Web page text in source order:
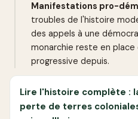
Manifestations pro-
troubles de l'histoire
des appels à une
monarchie reste en
progressive depuis.
Lire l'histoire complète :
perte de terres